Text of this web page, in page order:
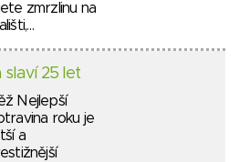
zmrzlinu na
slaví 25 let
Nejlepší
roku je
a